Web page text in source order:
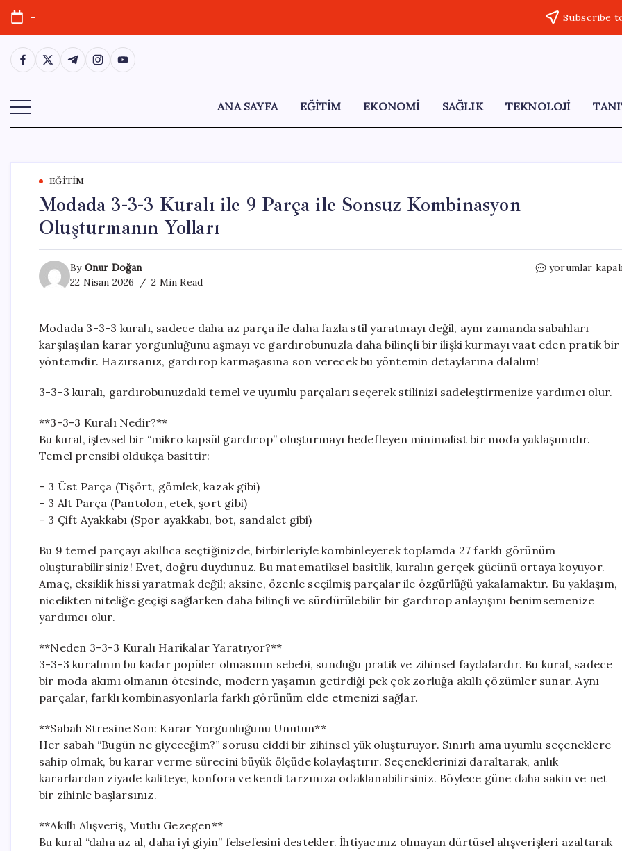
Skip
content
- Subscribe
https://www.facebook.com/
https://twitter.com/
https://t.me/
https://www.instagram.com/
https://youtube.com/
ANA SAYFA EĞİTİM EKONOMİ SAĞLIK TEKNOLOJİ
EĞITIM
Modada 3-3-3 Kuralı ile 9 Parça ile Sonsuz Kombinasyon
Oluşturmanın Yolları
By Onur Doğan
22 Nisan 2026
2 Min Read
Modada
Kuralı
ile
Sonsuz
Yolları
yorumlar
Modada 3-3-3 kuralı, sadece daha az parça ile daha fazla stil yaratmayı değil, aynı zamanda sabahları
karşılaşılan karar yorgunluğunu aşmayı ve gardırobunuzla daha bilinçli bir ilişki kurmayı vaat eden pratik bir
yöntemdir. Hazırsanız, gardırop karmaşasına son verecek bu yöntemin detaylarına dalalım!
3-3-3 kuralı, gardırobunuzdaki temel ve uyumlu parçaları seçerek stilinizi sadeleştirmenize yardımcı olur.
**3-3-3 Kuralı Nedir?**
Bu kural, işlevsel bir “mikro kapsül gardırop” oluşturmayı hedefleyen minimalist bir moda yaklaşımıdır.
Temel prensibi oldukça basittir:
– 3 Üst Parça (Tişört, gömlek, kazak gibi)
– 3 Alt Parça (Pantolon, etek, şort gibi)
– 3 Çift Ayakkabı (Spor ayakkabı, bot, sandalet gibi)
Bu 9 temel parçayı akıllıca seçtiğinizde, birbirleriyle kombinleyerek toplamda 27 farklı görünüm
oluşturabilirsiniz! Evet, doğru duydunuz. Bu matematiksel basitlik, kuralın gerçek gücünü ortaya koyuyor.
Amaç, eksiklik hissi yaratmak değil; aksine, özenle seçilmiş parçalar ile özgürlüğü yakalamaktır. Bu yaklaşım,
nicelikten niteliğe geçişi sağlarken daha bilinçli ve sürdürülebilir bir gardırop anlayışını benimsemenize
yardımcı olur.
**Neden 3-3-3 Kuralı Harikalar Yaratıyor?**
3-3-3 kuralının bu kadar popüler olmasının sebebi, sunduğu pratik ve zihinsel faydalardır. Bu kural, sadece
bir moda akımı olmanın ötesinde, modern yaşamın getirdiği pek çok zorluğa akıllı çözümler sunar. Aynı
parçalar, farklı kombinasyonlarla farklı görünüm elde etmenizi sağlar.
**Sabah Stresine Son: Karar Yorgunluğunu Unutun**
Her sabah “Bugün ne giyeceğim?” sorusu ciddi bir zihinsel yük oluşturuyor. Sınırlı ama uyumlu seçeneklere
sahip olmak, bu karar verme sürecini büyük ölçüde kolaylaştırır. Seçeneklerinizi daraltarak, anlık
kararlardan ziyade kaliteye, konfora ve kendi tarzınıza odaklanabilirsiniz. Böylece güne daha sakin ve net
bir zihinle başlarsınız.
**Akıllı Alışveriş, Mutlu Gezegen**
Bu kural “daha az al, daha iyi giyin” felsefesini destekler. İhtiyacınız olmayan dürtüsel alışverişleri azaltarak